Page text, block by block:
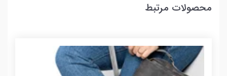
محصولات مرتبط